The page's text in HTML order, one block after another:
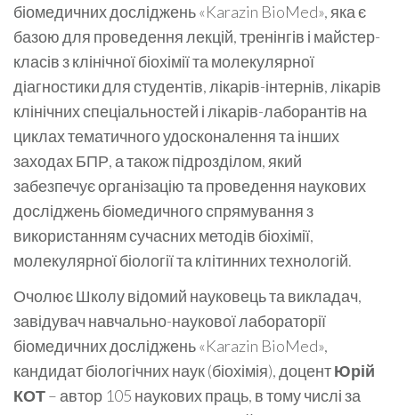
біомедичних досліджень «Karazin BioMed», яка є
базою для проведення лекцій, тренінгів і майстер-
класів з клінічної біохімії та молекулярної
діагностики для студентів, лікарів-інтернів, лікарів
клінічних спеціальностей і лікарів-лаборантів на
циклах тематичного удосконалення та інших
заходах БПР, а також підрозділом, який
забезпечує організацію та проведення наукових
досліджень біомедичного спрямування з
використанням сучасних методів біохімії,
молекулярної біології та клітинних технологій.
Очолює Школу відомий науковець та викладач,
завідувач навчально-наукової лабораторії
біомедичних досліджень «Karazin BioMed»,
кандидат біологічних наук (біохімія), доцентЮрій
КОТ– автор 105 наукових праць, в тому числі за